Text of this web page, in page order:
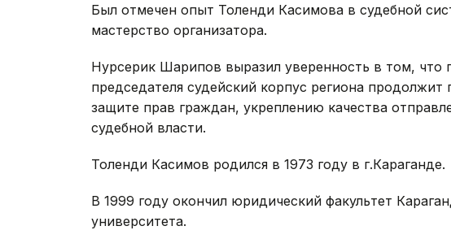
Был отмечен опыт Толенди Касимова в судебной
мастерство организатора.
Нурсерик Шарипов выразил уверенность в том, что
председателя судейский корпус региона
защите прав граждан, укреплению качества
судебной власти.
Толенди Касимов родился в 1973 году в г.Караганде.
В 1999 году окончил юридический факультет
университета.